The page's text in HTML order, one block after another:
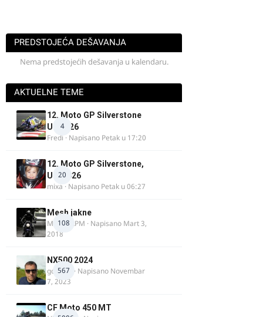
PREDSTOJEĆA DEŠAVANJA
Nema predstojećih dešavanja u kalendaru.
AKTUELNE TEME
4
12. Moto GP Silverstone
UK 2026
Fredi · Napisano Petak u 17:20
20
12. Moto GP Silverstone,
UK, 2026
mixa · Napisano Petak u 06:27
108
Mesh jakne
MostarRPM · Napisano Mart 3,
2018
567
NX500 2024
godovic · Napisano Novembar
7, 2023
CF Moto 450 MT